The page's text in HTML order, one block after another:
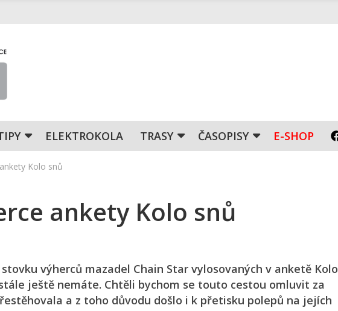
ELEKTROKOLA TRASY ČASOPISY E-SHOP
Kolo snů
ankety Kolo snů
výherců mazadel Chain Star vylosovaných v anketě Kolo
ještě nemáte. Chtěli bychom se touto cestou omluvit za
a z toho důvodu došlo i k přetisku polepů na jejích